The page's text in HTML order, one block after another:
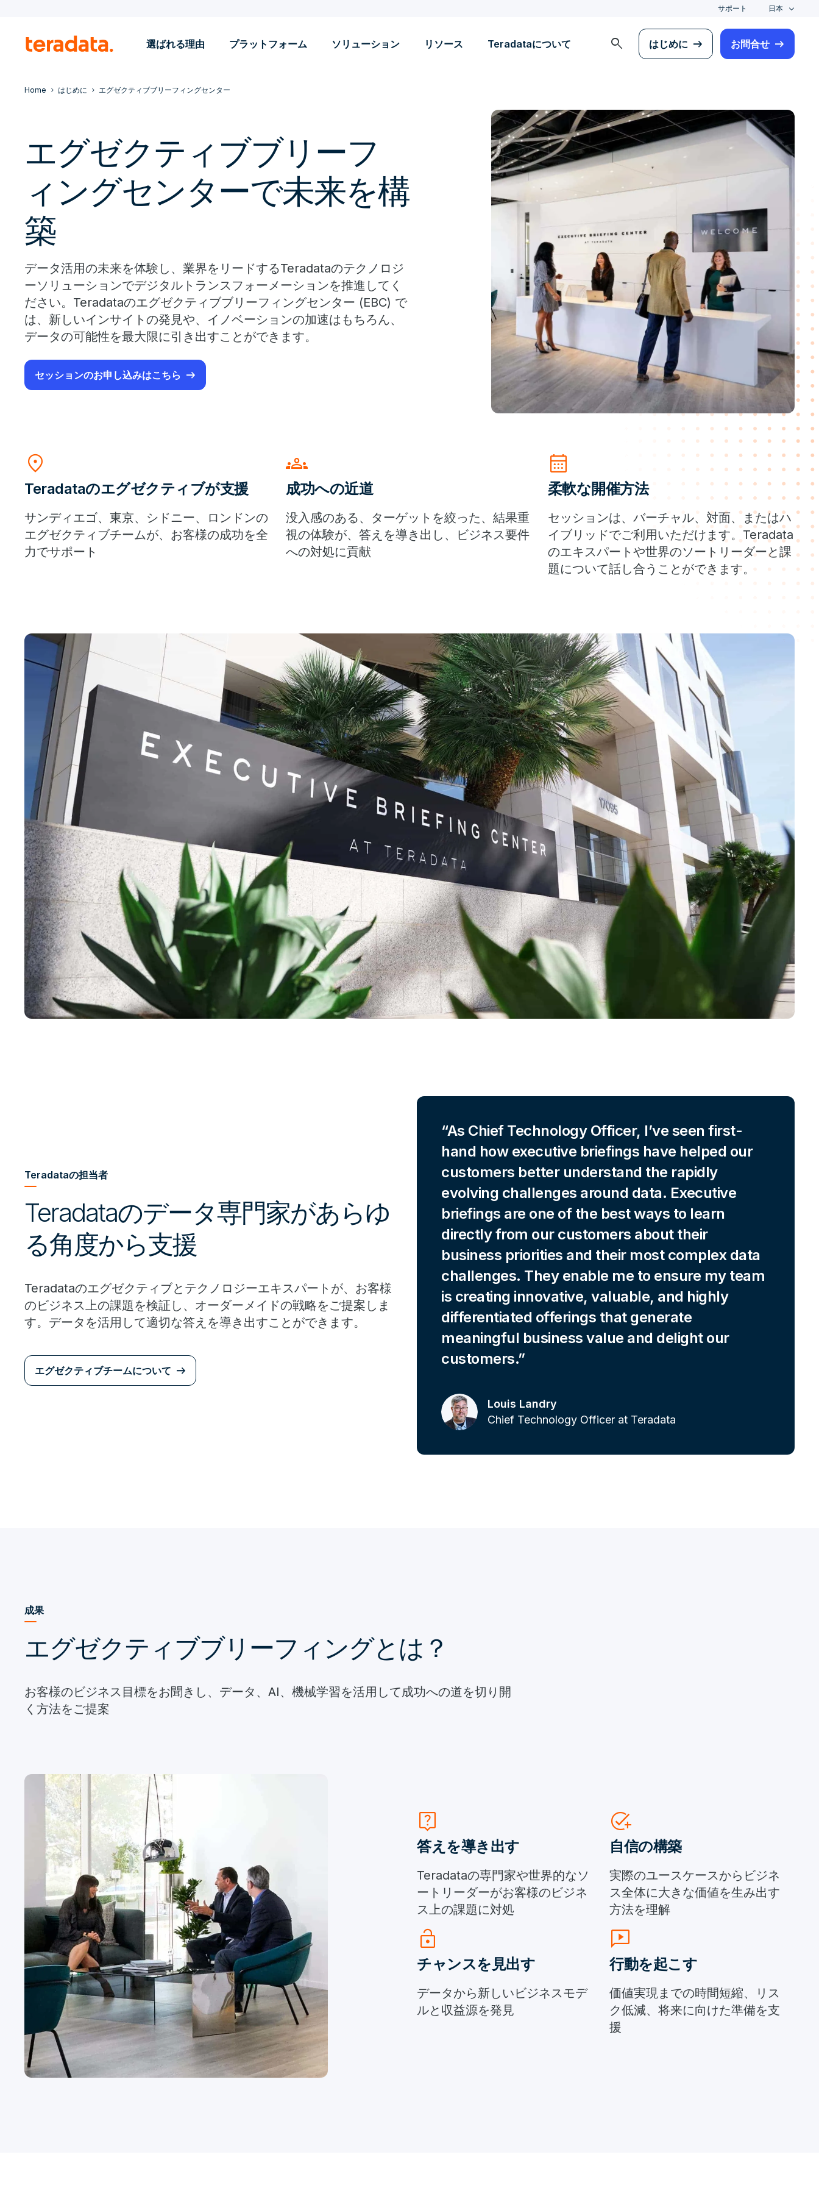
サポート 日本
選ばれる理由 プラットフォーム ソリューション リソース Teradataについて search はじめに お問合せ
Home はじめに エグゼクティブブリーフィングセンター
エグゼクティブブリーフ
ィングセンターで未来を構
築
データ活用の未来を体験し、業界をリードするTeradataのテクノロジ
ーソリューションでデジタルトランスフォーメーションを推進してく
ださい。Teradataのエグゼクティブブリーフィングセンター (EBC) で
は、新しいインサイトの発見や、イノベーションの加速はもちろん、
データの可能性を最大限に引き出すことができます。
セッションのお申し込みはこちら
location_on
Teradataのエグゼクティブが支援
サンディエゴ、東京、シドニー、ロンドンの
エグゼクティブチームが、お客様の成功を全
力でサポート
groups
成功への近道
没入感のある、ターゲットを絞った、結果重
視の体験が、答えを導き出し、ビジネス要件
への対処に貢献
calendar_month
柔軟な開催方法
セッションは、バーチャル、対面、またはハ
イブリッドでご利用いただけます。Teradata
のエキスパートや世界のソートリーダーと課
題について話し合うことができます。
Teradataの担当者
Teradataのデータ専門家があらゆ
る角度から支援
Teradataのエグゼクティブとテクノロジーエキスパートが、お客様
のビジネス上の課題を検証し、オーダーメイドの戦略をご提案しま
す。データを活用して適切な答えを導き出すことができます。
エグゼクティブチームについて
As Chief Technology Officer, I’ve seen first-
hand how executive briefings have helped our
customers better understand the rapidly
evolving challenges around data. Executive
briefings are one of the best ways to learn
directly from our customers about their
business priorities and their most complex data
challenges. They enable me to ensure my team
is creating innovative, valuable, and highly
differentiated offerings that generate
meaningful business value and delight our
customers.
Louis Landry
Chief Technology Officer at Teradata
成果
エグゼクティブブリーフィングとは？
お客様のビジネス目標をお聞きし、データ、AI、機械学習を活用して成功への道を切り開
く方法をご提案
live_help
答えを導き出す
Teradataの専門家や世界的なソ
ートリーダーがお客様のビジネ
ス上の課題に対処
add_task
自信の構築
実際のユースケースからビジネ
ス全体に大きな価値を生み出す
方法を理解
lock_open
チャンスを見出す
データから新しいビジネスモデ
ルと収益源を発見
auto_read_play
行動を起こす
価値実現までの時間短縮、リス
ク低減、将来に向けた準備を支
援